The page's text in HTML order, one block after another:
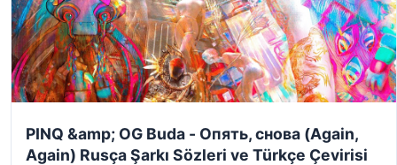
PINQ &amp; OG Buda - Опять, снова (Again,
Again) Rusça Şarkı Sözleri ve Türkçe Çevirisi